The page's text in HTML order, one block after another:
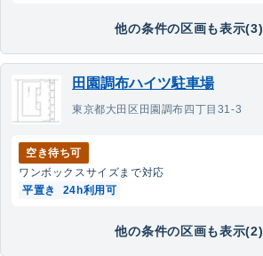
他の条件の区画も表示(3)
田園調布ハイツ駐車場
東京都大田区田園調布四丁目31-3
空き待ち可
ワンボックスサイズまで対応
平置き
24h利用可
他の条件の区画も表示(2)